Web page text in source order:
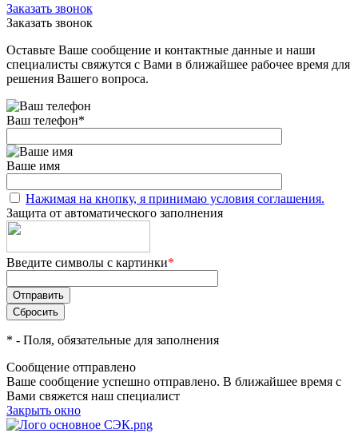
Заказать звонок
Заказать звонок
Оставьте Ваше сообщение и контактные данные и наши
специалисты свяжутся с Вами в ближайшее рабочее время для
решения Вашего вопроса.
Ваш телефон*
Ваше имя
Нажимая на кнопку, я принимаю условия соглашения.
Защита от автоматического заполнения
Введите символы с картинки*
* - Поля, обязательные для заполнения
Сообщение отправлено
Ваше сообщение успешно отправлено. В ближайшее время с
Вами свяжется наш специалист
Закрыть окно